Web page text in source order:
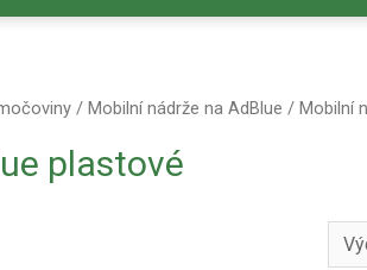
/Mobilní nádrže na AdBlue / Mobilní
plastové